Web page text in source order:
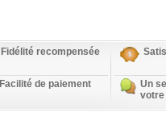
Fidélité recompensée
Facilité de paiement
Un
votre